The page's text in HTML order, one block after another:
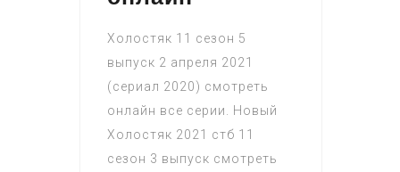
Холостяк 11 сезон 5
выпуск 2 апреля 2021
(сериал 2020) смотреть
онлайн все серии. Новый
Холостяк 2021 стб 11
сезон 3 выпуск смотреть